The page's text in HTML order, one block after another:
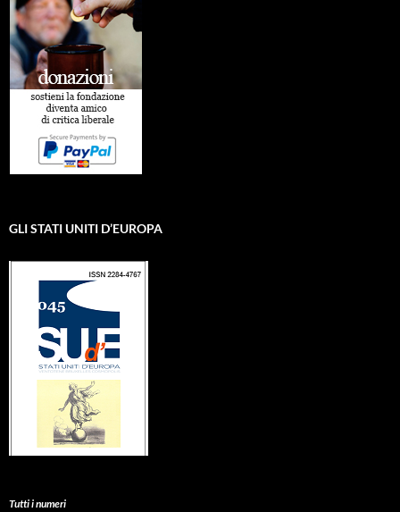
GLI STATI UNITI D’EUROPA
Tutti i numeri